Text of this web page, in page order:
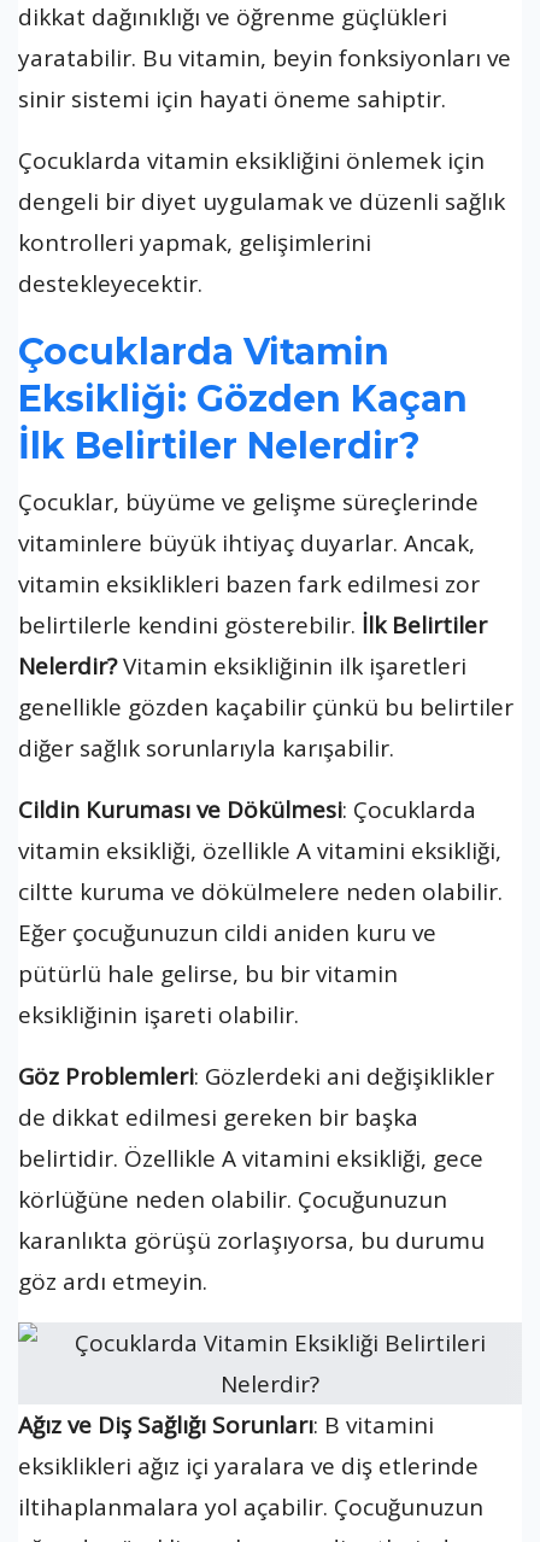
dikkat dağınıklığı ve öğrenme güçlükleri
yaratabilir. Bu vitamin, beyin fonksiyonları ve
sinir sistemi için hayati öneme sahiptir.
Çocuklarda vitamin eksikliğini önlemek için
dengeli bir diyet uygulamak ve düzenli sağlık
kontrolleri yapmak, gelişimlerini
destekleyecektir.
Çocuklarda Vitamin
Eksikliği: Gözden Kaçan
İlk Belirtiler Nelerdir?
Çocuklar, büyüme ve gelişme süreçlerinde
vitaminlere büyük ihtiyaç duyarlar. Ancak,
vitamin eksiklikleri bazen fark edilmesi zor
belirtilerle kendini gösterebilir. İlk Belirtiler
Nelerdir?Vitamin eksikliğinin ilk işaretleri
genellikle gözden kaçabilir çünkü bu belirtiler
diğer sağlık sorunlarıyla karışabilir.
Cildin Kuruması ve Dökülmesi: Çocuklarda
vitamin eksikliği, özellikle A vitamini eksikliği,
ciltte kuruma ve dökülmelere neden olabilir.
Eğer çocuğunuzun cildi aniden kuru ve
pütürlü hale gelirse, bu bir vitamin
eksikliğinin işareti olabilir.
Göz Problemleri: Gözlerdeki ani değişiklikler
de dikkat edilmesi gereken bir başka
belirtidir. Özellikle A vitamini eksikliği, gece
körlüğüne neden olabilir. Çocuğunuzun
karanlıkta görüşü zorlaşıyorsa, bu durumu
göz ardı etmeyin.
Ağız ve Diş Sağlığı Sorunları: B vitamini
eksiklikleri ağız içi yaralara ve diş etlerinde
iltihaplanmalara yol açabilir. Çocuğunuzun